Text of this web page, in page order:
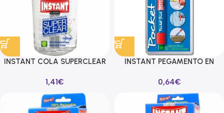
INSTANT COLA SUPERCLEAR
TRANSPARENTE
1,41€
INSTANT PEGAMENTO EN
CLASSIC BLISTER
0,64€